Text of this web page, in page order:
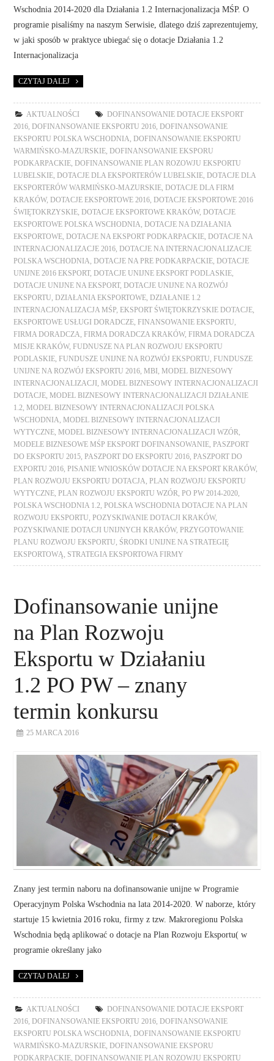
Wschodnia 2014-2020 dla Działania 1.2 Internacjonalizacja MŚP. O
programie pisaliśmy na naszym Serwisie, dlatego dziś zaprezentujemy,
w jaki sposób w praktyce ubiegać się o dotacje Działania 1.2
Internacjonalizacja
CZYTAJ DALEJ
AKTUALNOŚCI
DOFINANSOWANIE DOTACJE EKSPORT
2016
DOFINANSOWANIE EKSPORTU 2016
DOFINANSOWANIE
EKSPORTU POLSKA WSCHODNIA
DOFINANSOWANIE EKSPORTU
WARMIŃSKO-MAZURSKIE
DOFINANSOWANIE EKSPORU
PODKARPACKIE
DOFINANSOWANIE PLAN ROZOWJU EKSPORTU
LUBELSKIE
DOTACJE DLA EKSPORTERÓW LUBELSKIE
DOTACJE DLA
EKSPORTERÓW WARMIŃSKO-MAZURSKIE
DOTACJE DLA FIRM
KRAKÓW, DOTACJE EKSPORTOWE 2016
DOTACJE EKSPORTOWE 2016
ŚWIĘTOKRZYSKIE
DOTACJE EKSPORTOWE KRAKÓW,
DOTACJE
EKSPORTOWE POLSKA WSCHODNIA
DOTACJE NA DZIAŁANIA
EKSPORTOWE
DOTACJE NA EKSPORT PODKARPACKIE
DOTACJE NA
INTERNACJONALIZACJE 2016
DOTACJE NA INTERNACJONALIZACJE
POLSKA WSCHODNIA
DOTACJE NA PRE PODKARPACKIE
DOTACJE
UNIJNE 2016 EKSPORT, DOTACJE UNIJNE EKSPORT PODLASKIE
DOTACJE UNIJNE NA EKSPORT,
DOTACJE UNIJNE NA ROZWÓJ
EKSPORTU
DZIAŁANIA EKSPORTOWE
DZIAŁANIE 1.2
INTERNACJONALIZACJA MŚP
EKSPORT ŚWIĘTOKRZYSKIE DOTACJE
EKSPORTOWE USŁUGI DORADCZE
FINANSOWANIE EKSPORTU
FIRMA DORADCZA
FIRMA DORADCZA KRAKÓW, FIRMA DORADCZA
MISJE KRAKÓW, FUDNUSZE NA PLAN ROZWOJU EKSPORTU
PODLASKIE
FUNDUSZE UNIJNE NA ROZWÓJ EKSPORTU
FUNDUSZE
UNIJNE NA ROZWÓJ EKSPORTU 2016
MBI
MODEL BIZNESOWY
INTERNACJONALIZACJI
MODEL BIZNESOWY INTERNACJONALIZACJI
DOTACJE
MODEL BIZNESOWY INTERNACJONALIZACJI DZIAŁANIE
1.2
MODEL BIZNESOWY INTERNACJONALIZACJI POLSKA
WSCHODNIA
MODEL BIZNESOWY INTERNACJONALIZACJI
WYTYCZNE
MODEL BIZNESOWY INTERNACJONALIZACJI WZÓR
MODELE BIZNESOWE MŚP EKSPORT DOFINANSOWANIE
PASZPORT
DO EKSPORTU 2015
PASZPORT DO EKSPORTU 2016
PASZPORT DO
EXPORTU 2016
PISANIE WNIOSKÓW DOTACJE NA EKSPORT KRAKÓW,
PLAN ROZWOJU EKSPORTU DOTACJA
PLAN ROZWOJU EKSPORTU
WYTYCZNE
PLAN ROZWOJU EKSPORTU WZÓR PO PW 2014-2020
POLSKA WSCHODNIA 1.2
POLSKA WSCHODNIA DOTACJE NA PLAN
ROZWOJU EKSPORTU
POZYSKIWANIE DOTACJI KRAKÓW,
POZYSKIWANIE DOTACJI UNIJNYCH KRAKÓW, PRZYGOTOWANIE
PLANU ROZWOJU EKSPORTU
ŚRODKI UNIJNE NA STRATEGIĘ
EKSPORTOWĄ
STRATEGIA EKSPORTOWA FIRMY
Dofinansowanie unijne
na Plan Rozwoju
Eksportu w Działaniu
1.2 PO PW – znany
termin konkursu
25 MARCA 2016
Znany jest termin naboru na dofinansowanie unijne w Programie
Operacyjnym Polska Wschodnia na lata 2014-2020. W naborze, który
startuje 15 kwietnia 2016 roku, firmy z tzw. Makroregionu Polska
Wschodnia będą aplikować o dotacje na Plan Rozwoju Eksportu( w
programie określany jako
CZYTAJ DALEJ
AKTUALNOŚCI
DOFINANSOWANIE DOTACJE EKSPORT
2016 ,DOFINANSOWANIE EKSPORTU 2016 ,DOFINANSOWANIE
EKSPORTU POLSKA WSCHODNIA ,DOFINANSOWANIE EKSPORTU
WARMIŃSKO-MAZURSKIE ,DOFINANSOWANIE EKSPORU
PODKARPACKIE ,DOFINANSOWANIE PLAN ROZOWJU EKSPORTU